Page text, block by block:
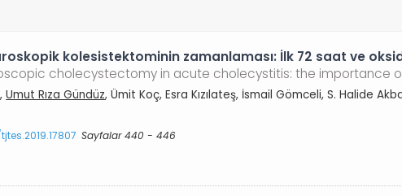
kolesistektominin zamanlaması: İlk 72 saat ve
cholecystectomy in acute cholecystitis: the importance
Umut Rıza Gündüz, Ümit Koç, Esra Kızılateş, İsmail Gömceli, S. Halide
Sayfalar 440 - 446